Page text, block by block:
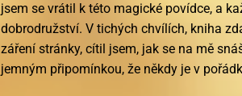
jsem se vrátil k této magické povídce, a
dobrodružství. V tichých chvílích, kniha
záření stránky, cítil jsem, jak se na mě
jemným připomínkou, že někdy je v